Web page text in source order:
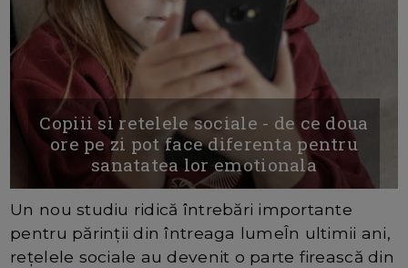
Copiii si retelele sociale - de ce doua
ore pe zi pot face diferenta pentru
sanatatea lor emotionala
Un nou studiu ridică întrebări importante
pentru părinții din întreaga lumeÎn ultimii ani,
rețelele sociale au devenit o parte firească din